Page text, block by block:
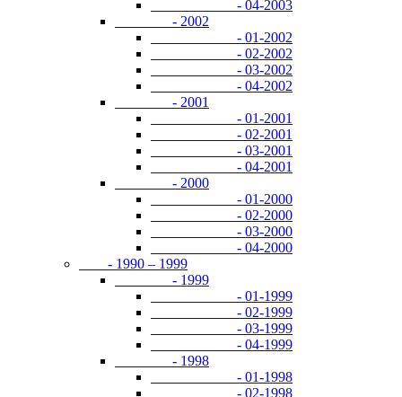
- 04-2003
- 2002
- 01-2002
- 02-2002
- 03-2002
- 04-2002
- 2001
- 01-2001
- 02-2001
- 03-2001
- 04-2001
- 2000
- 01-2000
- 02-2000
- 03-2000
- 04-2000
- 1990 – 1999
- 1999
- 01-1999
- 02-1999
- 03-1999
- 04-1999
- 1998
- 01-1998
- 02-1998